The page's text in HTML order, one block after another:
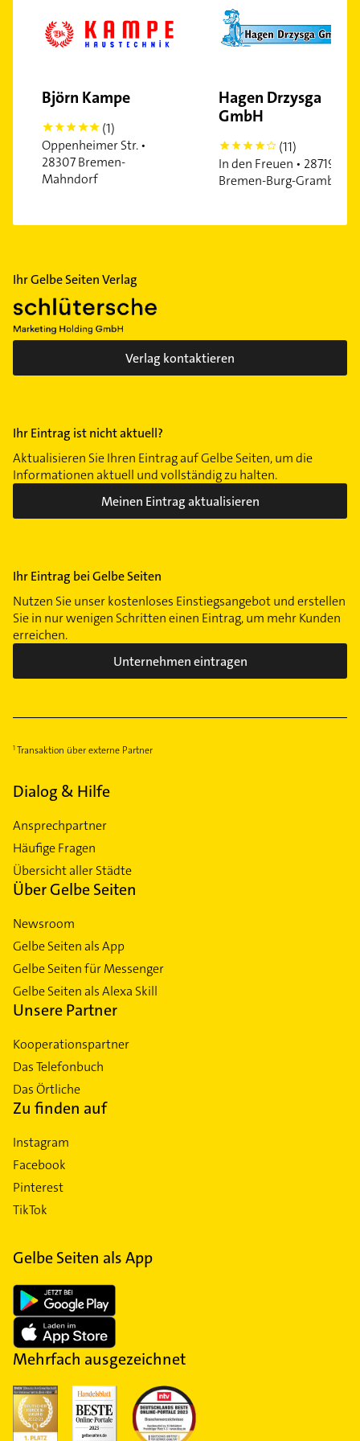
Riensberg
Westend
Woltmershausen
Björn Kampe
5
(1)
Oppenheimer Str. •
28307 Bremen-
Mahndorf
Hagen Drzysga
GmbH
4
(11)
In den Freuen • 28719
Bremen-Burg-Grambke
Ihr Gelbe Seiten Verlag
Verlag kontaktieren
Ihr Eintrag ist nicht aktuell?
Aktualisieren Sie Ihren Eintrag auf Gelbe Seiten, um die
Informationen aktuell und vollständig zu halten.
Meinen Eintrag aktualisieren
Ihr Eintrag bei Gelbe Seiten
Nutzen Sie unser kostenloses Einstiegsangebot und erstellen
Sie in nur wenigen Schritten einen Eintrag, um mehr Kunden
erreichen.
Unternehmen eintragen
Transaktion über externe Partner
Dialog & Hilfe
Ansprechpartner
Häufige Fragen
Übersicht aller Städte
Über Gelbe Seiten
Newsroom
Gelbe Seiten als App
Gelbe Seiten für Messenger
Gelbe Seiten als Alexa Skill
Unsere Partner
Kooperationspartner
Das Telefonbuch
Das Örtliche
Zu finden auf
Instagram
Facebook
Pinterest
TikTok
Gelbe Seiten als App
Mehrfach ausgezeichnet